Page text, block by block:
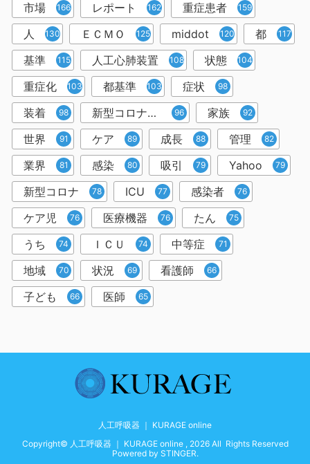
市場 166 レポート 162 重症患者 159
人 130 ＥＣＭＯ 125 middot 120 都 117
基準 115 人工心肺装置 108 状態 104
重症化 103 都基準 103 症状 98
装着 98 新型コロナウイルス 96 家族 92
世界 91 ケア 89 成長 88 管理 82
業界 81 感染 80 吸引 79 Yahoo 79
新型コロナ 78 ICU 77 感染者 76
ケア児 76 医療機器 76 たん 75
うち 74 ＩＣＵ 74 中等症 71
地域 70 状況 69 看護師 66
子ども 66 医師 65
人工呼吸器 ｜ KURAGE online
Copyright© 人工呼吸器 ｜ KURAGE online , 2026 All Rights Reserved
Powered by STINGER.